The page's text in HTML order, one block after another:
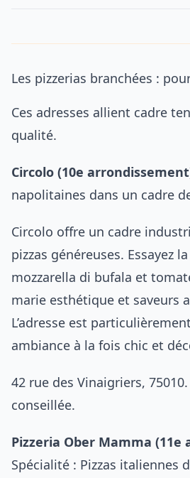
Les pizzerias branchées :
Ces adresses allient cadre
qualité.
Circolo (10e
napolitaines dans un cadre
Circolo offre un cadre
pizzas généreuses. Essayez
mozzarella di bufala et
marie esthétique et saveurs
L’adresse est
ambiance à la fois chic et
42 rue des Vinaigriers,
conseillée.
Pizzeria Ober Mamma
Spécialité : Pizzas italiennes